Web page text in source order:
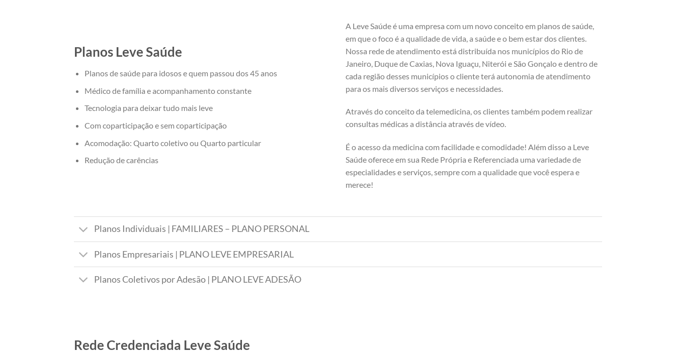
Planos Leve Saúde
Planos de saúde para idosos e quem passou dos 45 anos
Médico de família e acompanhamento constante
Tecnologia para deixar tudo mais leve
Com coparticipação e sem coparticipação
Acomodação: Quarto coletivo ou Quarto particular
Redução de carências
A Leve Saúde é uma empresa com um novo conceito em planos de saúde,
em que o foco é a qualidade de vida, a saúde e o bem estar dos clientes.
Nossa rede de atendimento está distribuída nos municípios do Rio de
Janeiro, Duque de Caxias, Nova Iguaçu, Niterói e São Gonçalo e dentro de
cada região desses municípios o cliente terá autonomia de atendimento
para os mais diversos serviços e necessidades.
Através do conceito da telemedicina, os clientes também podem realizar
consultas médicas a distância através de vídeo.
É o acesso da medicina com facilidade e comodidade! Além disso a Leve
Saúde oferece em sua Rede Própria e Referenciada uma variedade de
especialidades e serviços, sempre com a qualidade que você espera e
merece!
Planos Individuais | FAMILIARES – PLANO PERSONAL
Planos Empresariais | PLANO LEVE EMPRESARIAL
Planos Coletivos por Adesão | PLANO LEVE ADESÃO
Rede Credenciada Leve Saúde